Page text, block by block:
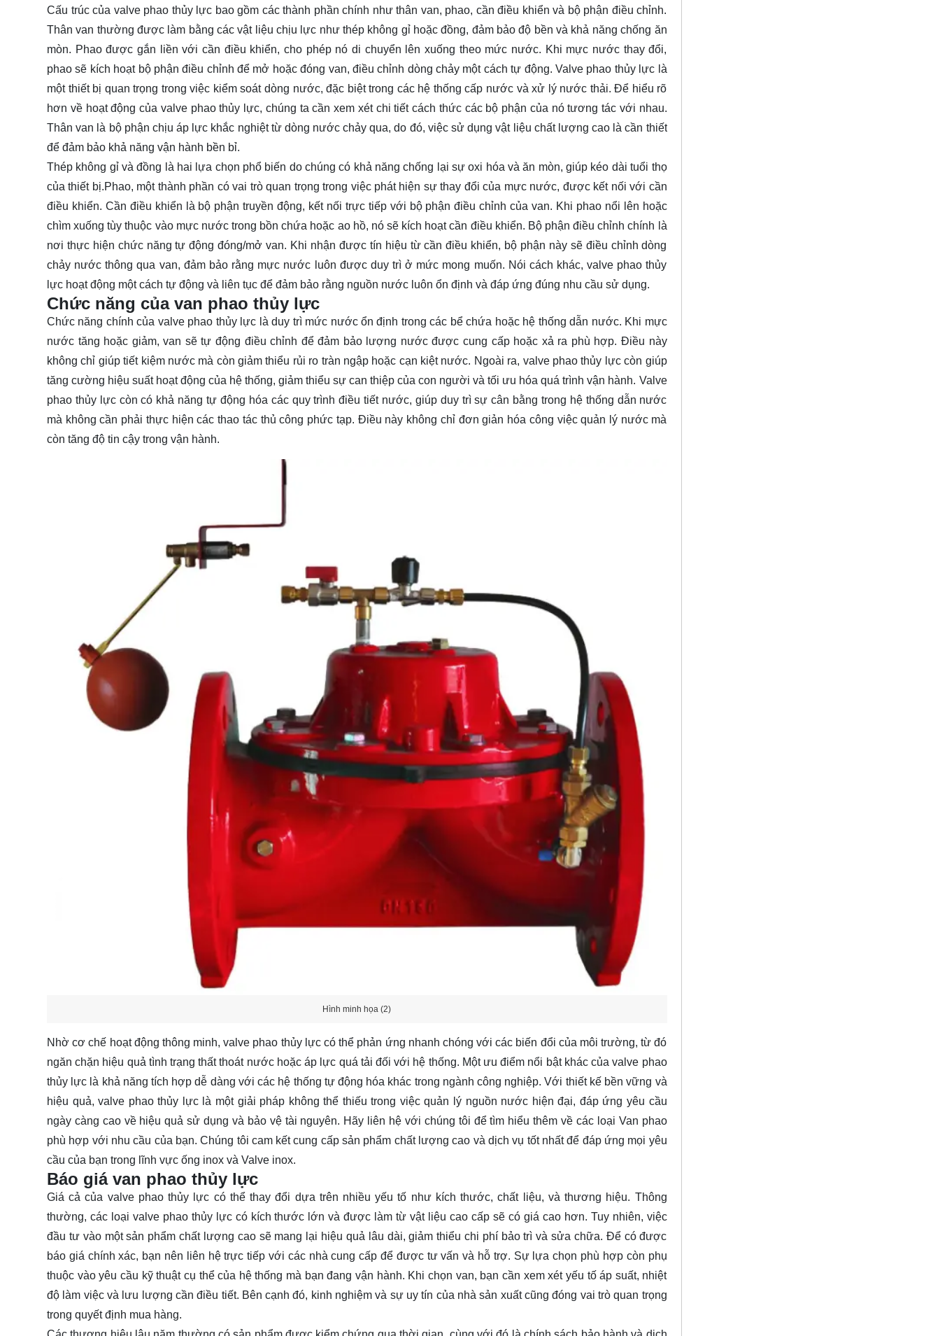
Cấu trúc của valve phao thủy lực bao gồm các thành phần chính như thân van, phao, cần điều khiển và bộ phận điều chỉnh.
Thân van thường được làm bằng các vật liệu chịu lực như thép không gỉ hoặc đồng, đảm bảo độ bền và khả năng chống ăn
mòn. Phao được gắn liền với cần điều khiển, cho phép nó di chuyển lên xuống theo mức nước. Khi mực nước thay đổi,
phao sẽ kích hoạt bộ phận điều chỉnh để mở hoặc đóng van, điều chỉnh dòng chảy một cách tự động. Valve phao thủy lực là
một thiết bị quan trọng trong việc kiểm soát dòng nước, đặc biệt trong các hệ thống cấp nước và xử lý nước thải. Để hiểu rõ
hơn về hoạt động của valve phao thủy lực, chúng ta cần xem xét chi tiết cách thức các bộ phận của nó tương tác với nhau.
Thân van là bộ phận chịu áp lực khắc nghiệt từ dòng nước chảy qua, do đó, việc sử dụng vật liệu chất lượng cao là cần thiết
để đảm bảo khả năng vận hành bền bỉ.
Thép không gỉ và đồng là hai lựa chọn phổ biến do chúng có khả năng chống lại sự oxi hóa và ăn mòn, giúp kéo dài tuổi thọ
của thiết bị.Phao, một thành phần có vai trò quan trọng trong việc phát hiện sự thay đổi của mực nước, được kết nối với cần
điều khiển. Cần điều khiển là bộ phận truyền động, kết nối trực tiếp với bộ phận điều chỉnh của van. Khi phao nổi lên hoặc
chìm xuống tùy thuộc vào mực nước trong bồn chứa hoặc ao hồ, nó sẽ kích hoạt cần điều khiển. Bộ phận điều chỉnh chính là
nơi thực hiện chức năng tự động đóng/mở van. Khi nhận được tín hiệu từ cần điều khiển, bộ phận này sẽ điều chỉnh dòng
chảy nước thông qua van, đảm bảo rằng mực nước luôn được duy trì ở mức mong muốn. Nói cách khác, valve phao thủy
lực hoạt động một cách tự động và liên tục để đảm bảo rằng nguồn nước luôn ổn định và đáp ứng đúng nhu cầu sử dụng.
Chức năng của van phao thủy lực
Chức năng chính của valve phao thủy lực là duy trì mức nước ổn định trong các bể chứa hoặc hệ thống dẫn nước. Khi mực
nước tăng hoặc giảm, van sẽ tự động điều chỉnh để đảm bảo lượng nước được cung cấp hoặc xả ra phù hợp. Điều này
không chỉ giúp tiết kiệm nước mà còn giảm thiểu rủi ro tràn ngập hoặc cạn kiệt nước. Ngoài ra, valve phao thủy lực còn giúp
tăng cường hiệu suất hoạt động của hệ thống, giảm thiểu sự can thiệp của con người và tối ưu hóa quá trình vận hành. Valve
phao thủy lực còn có khả năng tự động hóa các quy trình điều tiết nước, giúp duy trì sự cân bằng trong hệ thống dẫn nước
mà không cần phải thực hiện các thao tác thủ công phức tạp. Điều này không chỉ đơn giản hóa công việc quản lý nước mà
còn tăng độ tin cậy trong vận hành.
Hình minh họa (2)
Nhờ cơ chế hoạt động thông minh, valve phao thủy lực có thể phản ứng nhanh chóng với các biến đổi của môi trường, từ đó
ngăn chặn hiệu quả tình trạng thất thoát nước hoặc áp lực quá tải đối với hệ thống. Một ưu điểm nổi bật khác của valve phao
thủy lực là khả năng tích hợp dễ dàng với các hệ thống tự động hóa khác trong ngành công nghiệp. Với thiết kế bền vững và
hiệu quả, valve phao thủy lực là một giải pháp không thể thiếu trong việc quản lý nguồn nước hiện đại, đáp ứng yêu cầu
ngày càng cao về hiệu quả sử dụng và bảo vệ tài nguyên. Hãy liên hệ với chúng tôi để tìm hiểu thêm về các loại Van phao
phù hợp với nhu cầu của bạn. Chúng tôi cam kết cung cấp sản phẩm chất lượng cao và dịch vụ tốt nhất để đáp ứng mọi yêu
cầu của bạn trong lĩnh vực ống inox và Valve inox.
Báo giá van phao thủy lực
Giá cả của valve phao thủy lực có thể thay đổi dựa trên nhiều yếu tố như kích thước, chất liệu, và thương hiệu. Thông
thường, các loại valve phao thủy lực có kích thước lớn và được làm từ vật liệu cao cấp sẽ có giá cao hơn. Tuy nhiên, việc
đầu tư vào một sản phẩm chất lượng cao sẽ mang lại hiệu quả lâu dài, giảm thiểu chi phí bảo trì và sửa chữa. Để có được
báo giá chính xác, bạn nên liên hệ trực tiếp với các nhà cung cấp để được tư vấn và hỗ trợ. Sự lựa chọn phù hợp còn phụ
thuộc vào yêu cầu kỹ thuật cụ thể của hệ thống mà bạn đang vận hành. Khi chọn van, bạn cần xem xét yếu tố áp suất, nhiệt
độ làm việc và lưu lượng cần điều tiết. Bên cạnh đó, kinh nghiệm và sự uy tín của nhà sản xuất cũng đóng vai trò quan trọng
trong quyết định mua hàng.